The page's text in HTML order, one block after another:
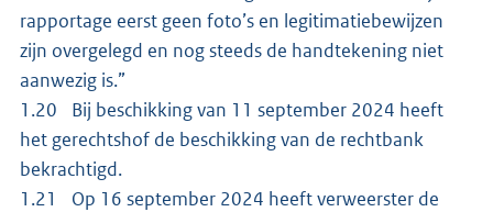
rapportage eerst geen foto’s en legitimatiebewijzen
zijn overgelegd en nog steeds de handtekening niet
aanwezig is.”
1.20 Bij beschikking van 11 september 2024 heeft
het gerechtshof de beschikking van de rechtbank
bekrachtigd.
1.21 Op 16 september 2024 heeft verweerster de